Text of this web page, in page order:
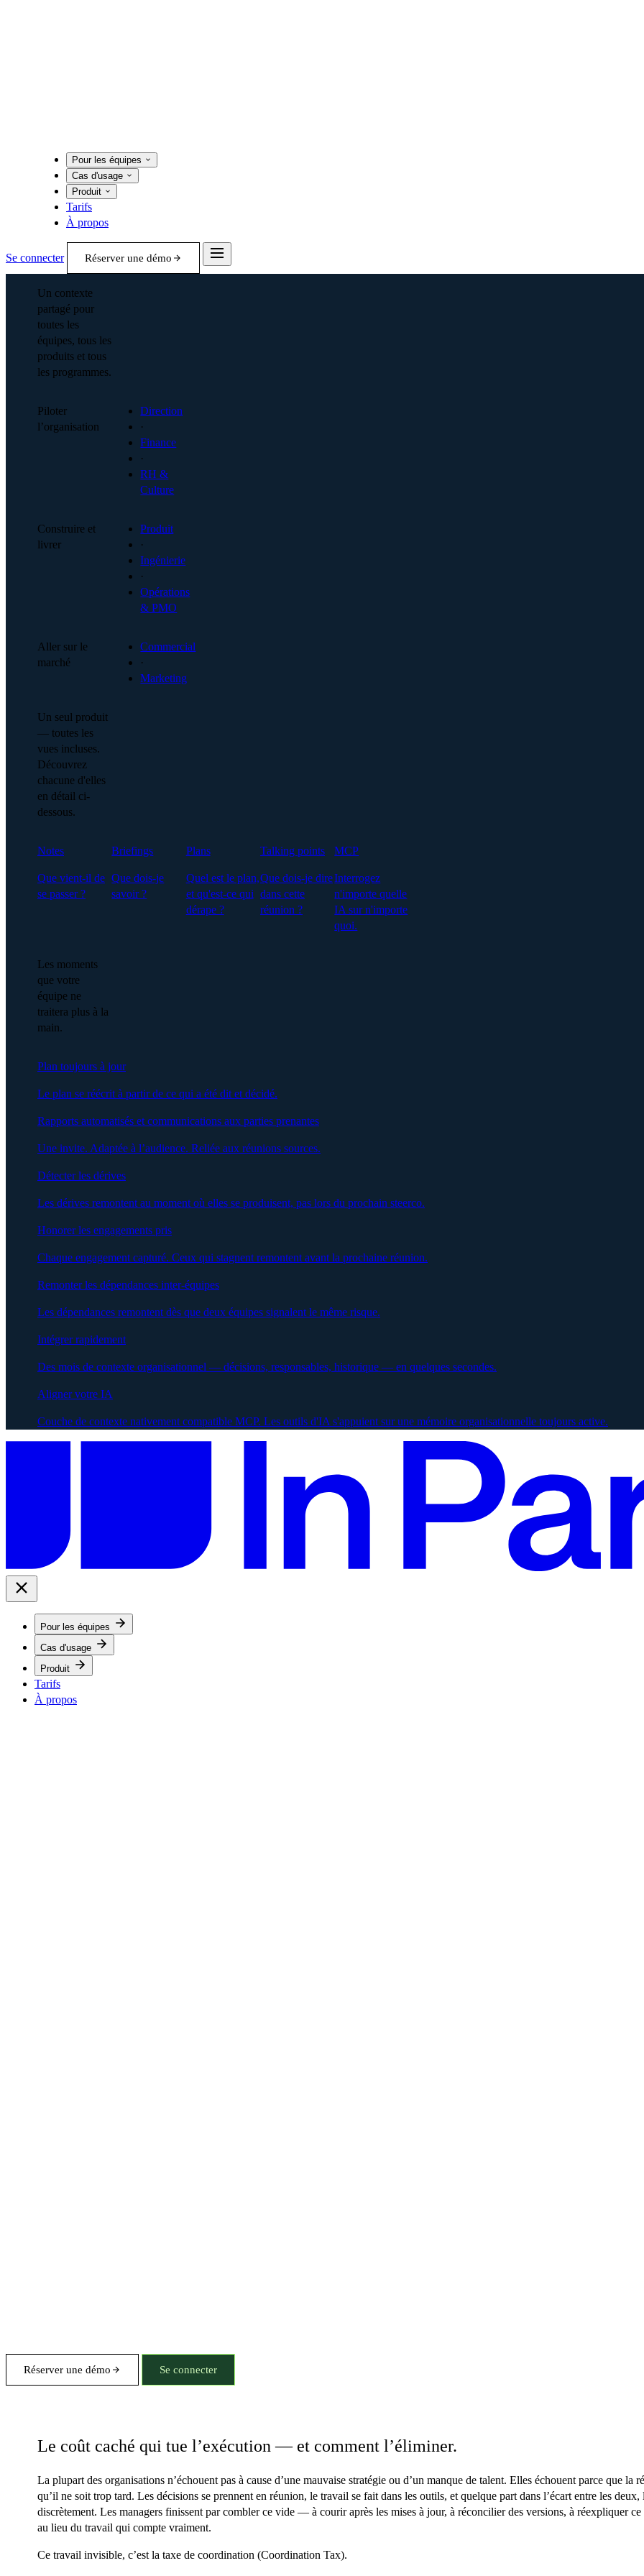
Pour les équipes
Cas d'usage
Produit
Tarifs
À propos
Se connecter Réserver une démo
Un contexte
partagé pour
toutes les
équipes, tous les
produits et tous
les programmes.
Piloter
l’organisation
Direction
·
Finance
·
RH &
Culture
Construire et
livrer
Produit
·
Ingénierie
·
Opérations
& PMO
Aller sur le
marché
Commercial
·
Marketing
Un seul produit
— toutes les
vues incluses.
Découvrez
chacune d'elles
en détail ci-
dessous.
Notes
Que vient-il de
se passer ?
Briefings
Que dois-je
savoir ?
Plans
Quel est le plan,
et qu'est-ce qui
dérape ?
Talking points
Que dois-je dire
dans cette
réunion ?
MCP
Interrogez
n'importe quelle
IA sur n'importe
quoi.
Les moments
que votre
équipe ne
traitera plus à la
main.
Plan toujours à jour
Le plan se réécrit à partir de ce qui a été dit et décidé.
Rapports automatisés et communications aux parties prenantes
Une invite. Adaptée à l’audience. Reliée aux réunions sources.
Détecter les dérives
Les dérives remontent au moment où elles se produisent, pas lors du prochain steerco.
Honorer les engagements pris
Chaque engagement capturé. Ceux qui stagnent remontent avant la prochaine réunion.
Remonter les dépendances inter-équipes
Les dépendances remontent dès que deux équipes signalent le même risque.
Intégrer rapidement
Des mois de contexte organisationnel — décisions, responsables, historique — en quelques secondes.
Aligner votre IA
Couche de contexte nativement compatible MCP. Les outils d'IA s'appuient sur une mémoire organisationnelle toujours active.
Pour les équipes
Cas d'usage
Produit
Tarifs
À propos
Réserver une démo Se connecter
Le coût caché qui tue l’exécution — et comment l’éliminer.
La plupart des organisations n’échouent pas à cause d’une mauvaise stratégie ou d’un manque de talent. Elles échouent parce que la
qu’il ne soit trop tard. Les décisions se prennent en réunion, le travail se fait dans les outils, et quelque part dans l’écart entre les
discrètement. Les managers finissent par combler ce vide — à courir après les mises à jour, à réconcilier des versions, à réexpliquer
au lieu du travail qui compte vraiment.
Ce travail invisible, c’est la taxe de coordination (Coordination Tax).